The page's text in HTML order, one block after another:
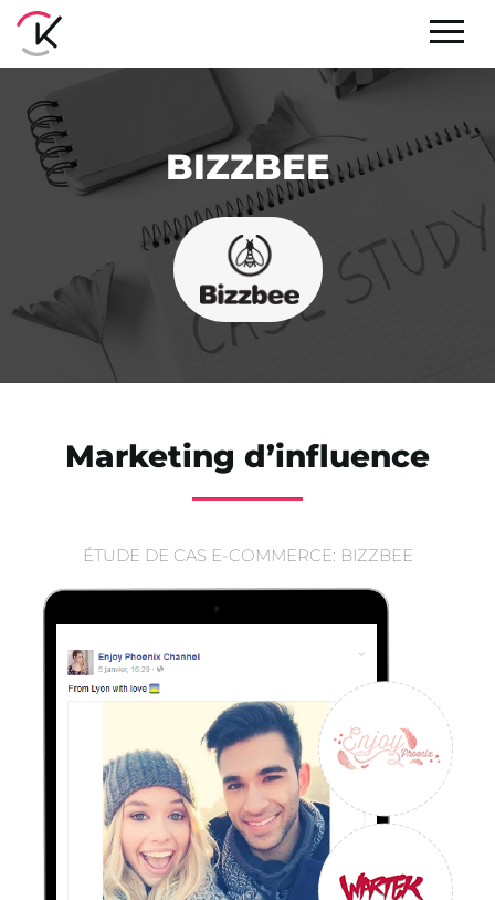
BIZZBEE
Marketing d’influence
ÉTUDE DE CAS E-COMMERCE: BIZZBEE